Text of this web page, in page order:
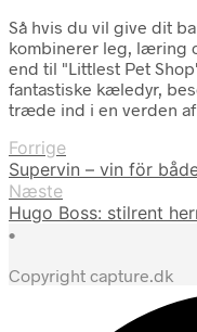
Så hvis du vil give dit
kombinerer leg, læring
end til "Littlest Pet
fantastiske kæledyr,
træde ind i en verden
Forrige
Supervin – vin för
Næste
Hugo Boss: stilrent
•
Copyright capture.dk